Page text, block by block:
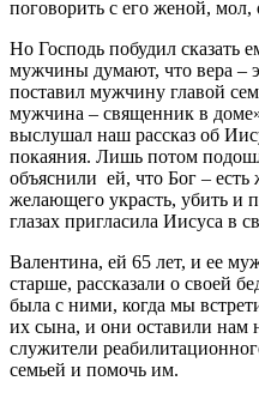
поговорить с его женой, мол,
Но Господь побудил сказать
мужчины думают, что вера –
поставил мужчину главой
мужчина – священник в
выслушал наш рассказ об
покаяния. Лишь потом
объяснили ей, что Бог – есть
желающего украсть, убить и
глазах пригласила Иисуса в
Валентина, ей 65 лет, и ее
старше, рассказали о своей
была с ними, когда мы
их сына, и они оставили нам
служители
семьей и помочь им.